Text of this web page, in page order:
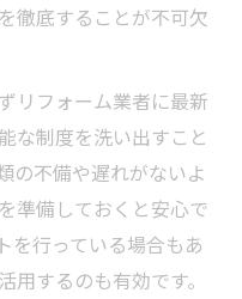
徹底することが不可欠
リフォーム業者に最新
な制度を洗い出すこと
の不備や遅れがないよ
準備しておくと安心で
を行っている場合もあ
するのも有効です。